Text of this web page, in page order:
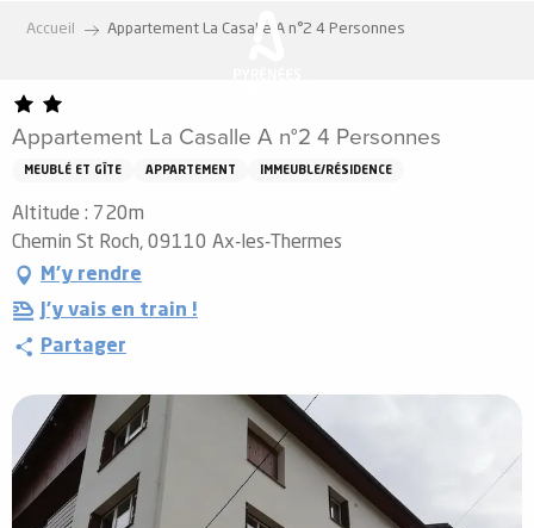
principal
Accueil Appartement La Casalle A n°2 4 Personnes
Appartement La Casalle A n°2 4 Personnes
MEUBLÉ ET GÎTE APPARTEMENT IMMEUBLE/RÉSIDENCE
Altitude : 720m
Chemin St Roch, 09110 Ax-les-Thermes
M'y rendre
J'y vais en train !
Partager